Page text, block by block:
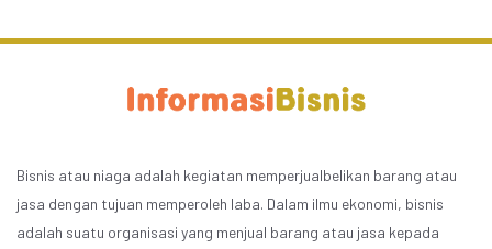
Bisnis atau niaga adalah kegiatan memperjualbelikan barang atau
jasa dengan tujuan memperoleh laba. Dalam ilmu ekonomi, bisnis
adalah suatu organisasi yang menjual barang atau jasa kepada